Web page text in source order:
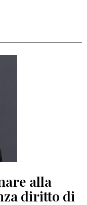
alla
diritto di